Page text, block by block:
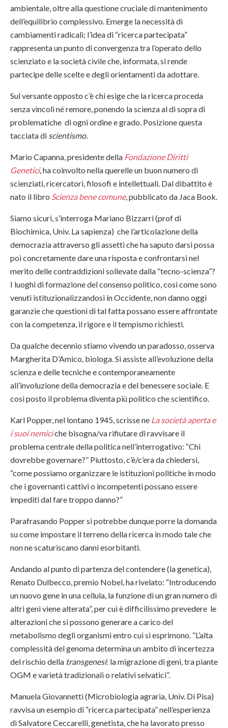
ambientale, oltre alla questione cruciale di mantenimento
dell’equilibrio complessivo. Emerge la necessità di
cambiamenti radicali; l’idea di “ricerca partecipata”
rappresenta un punto di convergenza tra l’operato dello
scienziato e la società civile che, informata, si rende
partecipe delle scelte e degli orientamenti da adottare.
Sul versante opposto c’è chi esige che la ricerca proceda
senza vincoli né remore, ponendo la scienza al di sopra di
problematiche di ogni ordine e grado. Posizione questa
tacciata di scientismo.
Mario Capanna, presidente della Fondazione Diritti
Genetici, ha coinvolto nella querelle un buon numero di
scienziati, ricercatori, filosofi e intellettuali. Dal dibattito è
nato il libro Scienza bene comune, pubblicato da Jaca Book.
Siamo sicuri, s’interroga Mariano Bizzarri (prof di
Biochimica, Univ. La sapienza) che l’articolazione della
democrazia attraverso gli assetti che ha saputo darsi possa
poi concretamente dare una risposta e confrontarsi nel
merito delle contraddizioni sollevate dalla “tecno-scienza”?
I luoghi di formazione del consenso politico, così come sono
venuti istituzionalizzandosi in Occidente, non danno oggi
garanzie che questioni di tal fatta possano essere affrontate
con la competenza, il rigore e il tempismo richiesti.
Da qualche decennio stiamo vivendo un paradosso, osserva
Margherita D’Amico, biologa. Si assiste all’evoluzione della
scienza e delle tecniche e contemporaneamente
all’involuzione della democrazia e del benessere sociale. E
così posto il problema diventa più politico che scientifico.
Karl Popper, nel lontano 1945, scrisse ne La società aperta e
i suoi nemiciche bisogna/va rifiutare di ravvisare il
problema centrale della politica nell’interrogativo: “Chi
dovrebbe governare?” Piuttosto, c’è/c’era da chiedersi,
“come possiamo organizzare le istituzioni politiche in modo
che i governanti cattivi o incompetenti possano essere
impediti dal fare troppo danno?”
Parafrasando Popper si potrebbe dunque porre la domanda
su come impostare il terreno della ricerca in modo tale che
non ne scaturiscano danni esorbitanti.
Andando al punto di partenza del contendere (la genetica),
Renato Dulbecco, premio Nobel, ha rivelato: “Introducendo
un nuovo gene in una cellula, la funzione di un gran numero di
altri geni viene alterata”, per cui è difficilissimo prevedere le
alterazioni che si possono generare a carico del
metabolismo degli organismi entro cui si esprimono. “L’alta
complessità del genoma determina un ambito di incertezza
del rischio della transgenesi: la migrazione di geni, tra piante
OGM e varietà tradizionali o relativi selvatici”.
Manuela Giovannetti (Microbiologia agraria, Univ. Di Pisa)
ravvisa un esempio di “ricerca partecipata” nell’esperienza
di Salvatore Ceccarelli, genetista, che ha lavorato presso